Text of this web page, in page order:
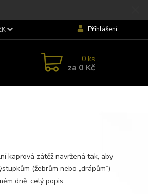
Přihlášení
0 ks
za 0 Kč
kaprová zátěž navržená tak, aby
(žebrům nebo „drápům“)
dně. celý popis